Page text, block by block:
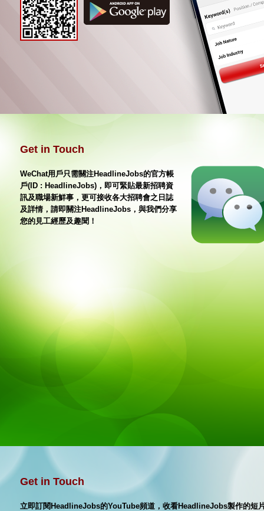
Get in Touch
WeChat用戶只需關注HeadlineJobs的官方帳
戶(ID : HeadlineJobs)，即可緊貼最新招聘資
訊及職場新鮮事，更可接收各大招聘會之日誌
及詳情，請即關注HeadlineJobs，與我們分享
您的見工經歷及趣聞！
Get in Touch
立即訂閱HeadlineJobs的YouTube頻道，收看HeadlineJobs製作的短